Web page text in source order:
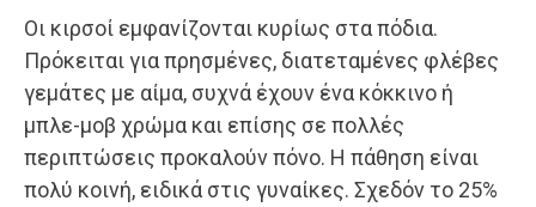
Οι κιρσοί εμφανίζονται κυρίως στα πόδια.
Πρόκειται για πρησμένες, διατεταμένες φλέβες
γεμάτες με αίμα, συχνά έχουν ένα κόκκινο ή
μπλε-μοβ χρώμα και επίσης σε πολλές
περιπτώσεις προκαλούν πόνο. Η πάθηση είναι
πολύ κοινή, ειδικά στις γυναίκες. Σχεδόν το 25%